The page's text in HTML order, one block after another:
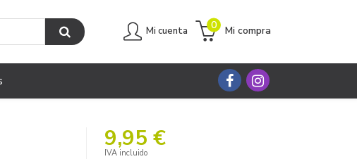
Mi cuenta Mi compra
0
9,95 €
IVA incluido